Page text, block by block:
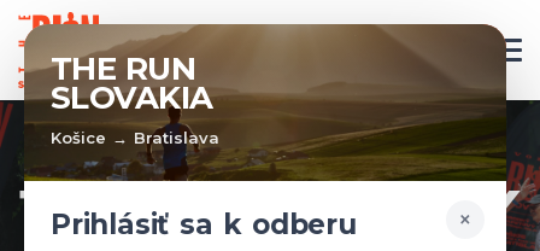
THE RUN
SLOVAKIA
Košice → Bratislava
×
Prihlásiť sa k odberu
TÍMY A VÝSLEDKY